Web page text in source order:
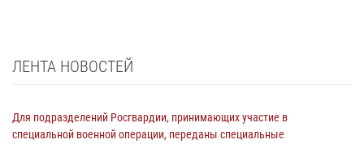
ЛЕНТА НОВОСТЕЙ
Для подразделений Росгвардии, принимающих участие в
специальной военной операции, переданы специальные